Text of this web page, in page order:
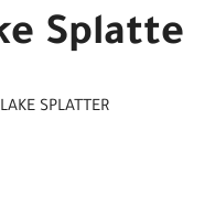
Splatte
SPLATTER